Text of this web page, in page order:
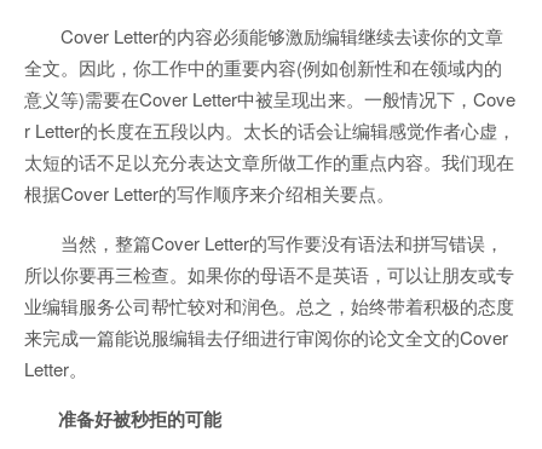
Cover Letter的内容必须能够激励编辑继续去读你的文章
全文。因此，你工作中的重要内容(例如创新性和在领域内的
意义等)需要在Cover Letter中被呈现出来。一般情况下，Cove
r Letter的长度在五段以内。太长的话会让编辑感觉作者心虚，
太短的话不足以充分表达文章所做工作的重点内容。我们现在
根据Cover Letter的写作顺序来介绍相关要点。
当然，整篇Cover Letter的写作要没有语法和拼写错误，
所以你要再三检查。如果你的母语不是英语，可以让朋友或专
业编辑服务公司帮忙较对和润色。总之，始终带着积极的态度
来完成一篇能说服编辑去仔细进行审阅你的论文全文的Cover
Letter。
准备好被秒拒的可能